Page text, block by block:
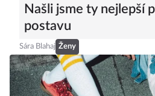
Našli jsme ty nejlepší
postavu
Sára Blahaj Ženy